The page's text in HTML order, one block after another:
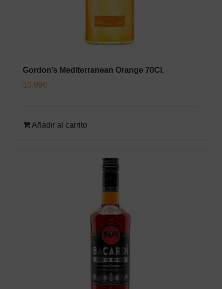
Gordon’s Mediterranean Orange 70Cl.
10,99€
Añadir al carrito